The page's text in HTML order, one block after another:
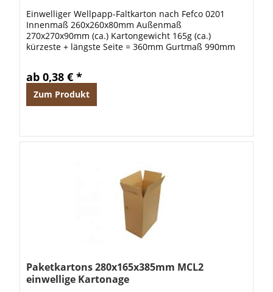
Einwelliger Wellpapp-Faltkarton nach Fefco 0201
Innenmaß 260x260x80mm Außenmaß
270x270x90mm (ca.) Kartongewicht 165g (ca.)
kürzeste + längste Seite = 360mm Gurtmaß 990mm
ab 0,38 € *
Zum Produkt
Paketkartons 280x165x385mm MCL2
einwellige Kartonage